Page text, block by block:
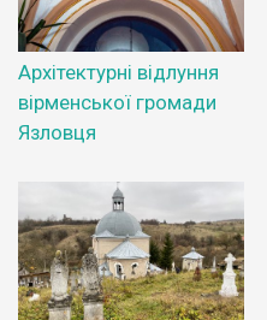
Архітектурні відлуння
вірменської громади
Язловця